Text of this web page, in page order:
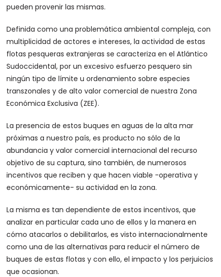
pueden provenir las mismas.
Definida como una problemática ambiental compleja, con
multiplicidad de actores e intereses, la actividad de estas
flotas pesqueras extranjeras se caracteriza en el Atlántico
Sudoccidental, por un excesivo esfuerzo pesquero sin
ningún tipo de límite u ordenamiento sobre especies
transzonales y de alto valor comercial de nuestra Zona
Económica Exclusiva (ZEE).
La presencia de estos buques en aguas de la alta mar
próximas a nuestro país, es producto no sólo de la
abundancia y valor comercial internacional del recurso
objetivo de su captura, sino también, de numerosos
incentivos que reciben y que hacen viable -operativa y
económicamente- su actividad en la zona.
La misma es tan dependiente de estos incentivos, que
analizar en particular cada uno de ellos y la manera en
cómo atacarlos o debilitarlos, es visto internacionalmente
como una de las alternativas para reducir el número de
buques de estas flotas y con ello, el impacto y los perjuicios
que ocasionan.